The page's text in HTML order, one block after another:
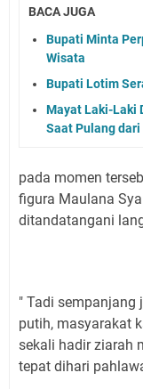
BACA JUGA
Bupati Minta
Wisata
Bupati Lotim
Mayat Laki-Laki
Saat Pulang
pada momen
figura Maulana
ditandatangani
" Tadi sempanjang
putih, masyarakat
sekali hadir ziarah
tepat dihari